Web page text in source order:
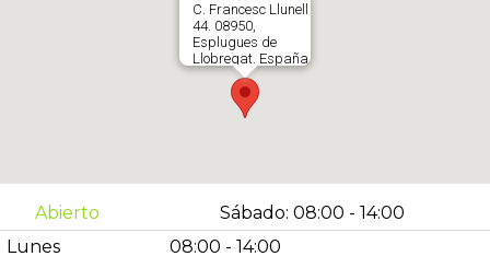
C. Francesc Llunell
44. 08950,
Esplugues de
Llobregat. España
934731792
Abrir en Gloogle
Abierto
Sábado: 08:00 - 14:00
Lunes
08:00 - 14:00